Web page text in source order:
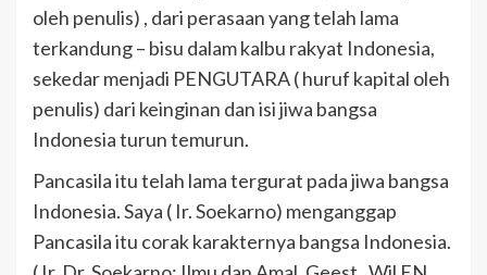
oleh penulis) , dari perasaan yang telah lama
terkandung – bisu dalam kalbu rakyat Indonesia,
sekedar menjadi PENGUTARA ( huruf kapital oleh
penulis) dari keinginan dan isi jiwa bangsa
Indonesia turun temurun.
Pancasila itu telah lama tergurat pada jiwa bangsa
Indonesia. Saya ( Ir. Soekarno) menganggap
Pancasila itu corak karakternya bangsa Indonesia.